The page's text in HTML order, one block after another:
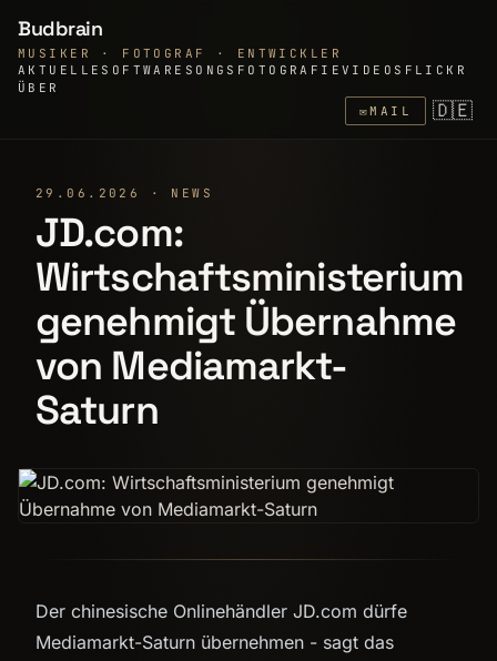
Budbrain
MUSIKER · FOTOGRAF · ENTWICKLER
AKTUELLE SOFTWARE SONGS FOTOGRAFIEVIDEOS FLICKR
ÜBER
✉MAIL 🇩🇪
29.06.2026 · NEWS
JD.com:
Wirtschaftsministerium
genehmigt Übernahme
von Mediamarkt-
Saturn
Der chinesische Onlinehändler JD.com dürfe
Mediamarkt-Saturn übernehmen - sagt das